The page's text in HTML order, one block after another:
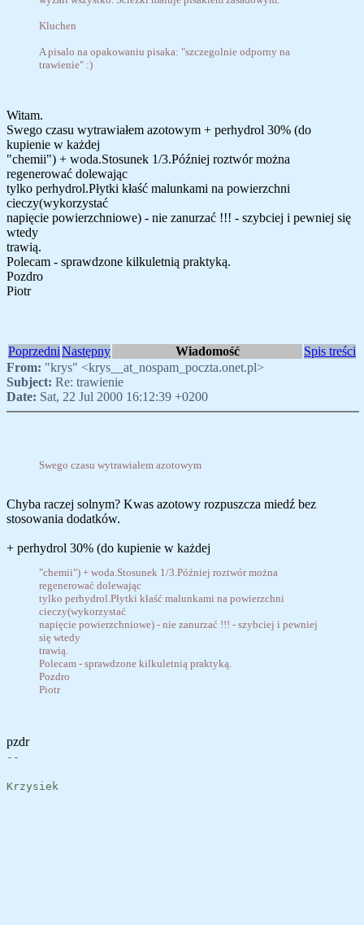
Kluchen
A pisalo na opakowaniu pisaka: "szczegolnie odporny na
trawienie" :)
Witam.
Swego czasu wytrawiałem azotowym + perhydrol 30% (do
kupienie w każdej
"chemii") + woda.Stosunek 1/3.Później roztwór można
regenerować dolewając
tylko perhydrol.Płytki kłaść malunkami na powierzchni
cieczy(wykorzystać
napięcie powierzchniowe) - nie zanurzać !!! - szybciej i pewniej się
wtedy
trawią.
Polecam - sprawdzone kilkuletnią praktyką.
Pozdro
Piotr
PoprzedniNastępny Wiadomość
Spis treści
From: "krys" <krys__at_nospam_poczta.onet.pl>
Subject: Re: trawienie
Date: Sat, 22 Jul 2000 16:12:39 +0200
Swego czasu wytrawiałem azotowym
Chyba raczej solnym? Kwas azotowy rozpuszcza miedź bez
stosowania dodatków.
+ perhydrol 30% (do kupienie w każdej
"chemii") + woda.Stosunek 1/3.Później roztwór można
regenerować dolewając
tylko perhydrol.Płytki kłaść malunkami na powierzchni
cieczy(wykorzystać
napięcie powierzchniowe) - nie zanurzać !!! - szybciej i pewniej
się wtedy
trawią.
Polecam - sprawdzone kilkuletnią praktyką.
Pozdro
Piotr
pzdr
--
Krzysiek